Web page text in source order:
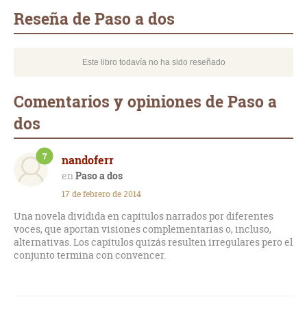
Reseña de Paso a dos
Este libro todavía no ha sido reseñado
Comentarios y opiniones de Paso a
dos
nandoferr
Paso a dos
7
17 de febrero de 2014
Una novela dividida en capítulos narrados por diferentes
voces, que aportan visiones complementarias o, incluso,
alternativas. Los capítulos quizás resulten irregulares pero el
conjunto termina con convencer.